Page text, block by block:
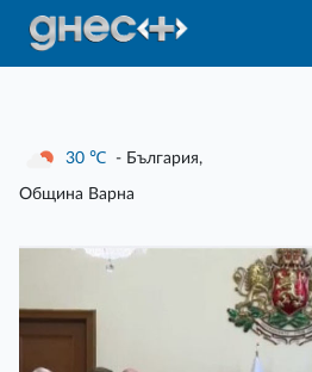
30 ℃ - България,
Община Варна